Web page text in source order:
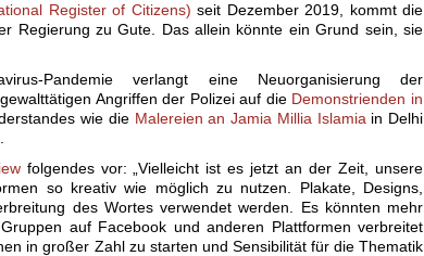
Register of Citizens) seit Dezember 2019, kommt die
Regierung zu Gute. Das allein könnte ein Grund sein, sie
Pandemie verlangt eine Neuorganisierung der
Angriffen der Polizei auf die Demonstrienden in
wie die Malereien an Jamia Millia Islamia in Delhi
folgendes vor: „Vielleicht ist es jetzt an der Zeit, unsere
so kreativ wie möglich zu nutzen. Plakate, Designs,
des Wortes verwendet werden. Es könnten mehr
auf Facebook und anderen Plattformen verbreitet
in großer Zahl zu starten und Sensibilität für die Thematik